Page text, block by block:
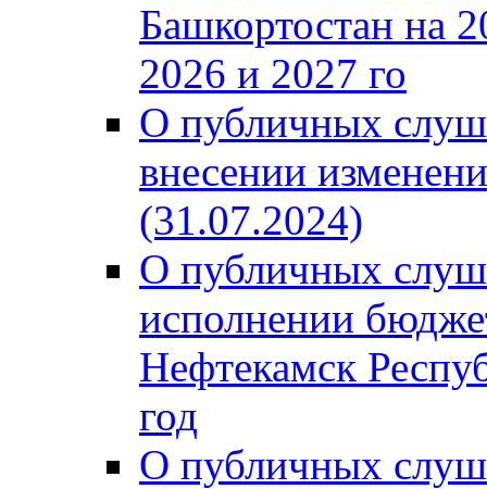
Башкортостан на
2026 и 2027 го
О публичных
внесении
(31.07.2024)
О публичных
исполнении
Нефтекамск
год
О публичных